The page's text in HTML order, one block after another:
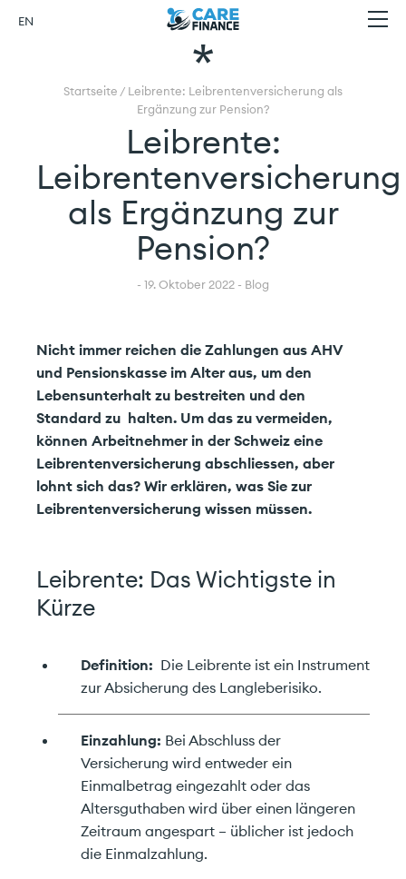
EN
Privatkunden
Geschäftskunden
Schadenfall
Carefinance
Leibrente:
Leibrentenversicherung
Ergänzung
Startseite / Leibrente: Leibrentenversicherung als
Ergänzung zur Pension?
Leibrente:
Leibrentenversicherung
als Ergänzung zur
Pension?
- 19. Oktober 2022 - Blog
Nicht immer reichen die Zahlungen aus AHV
und Pensionskasse im Alter aus, um den
Lebensunterhalt zu bestreiten und den
Standard zu halten. Um das zu vermeiden,
können Arbeitnehmer in der Schweiz eine
Leibrentenversicherung abschliessen, aber
lohnt sich das? Wir erklären, was Sie zur
Leibrentenversicherung wissen müssen.
Leibrente: Das Wichtigste in
Kürze
Definition: Die Leibrente ist ein Instrument
zur Absicherung des Langleberisiko.
Einzahlung: Bei Abschluss der
Versicherung wird entweder ein
Einmalbetrag eingezahlt oder das
Altersguthaben wird über einen längeren
Zeitraum angespart – üblicher ist jedoch
die Einmalzahlung.